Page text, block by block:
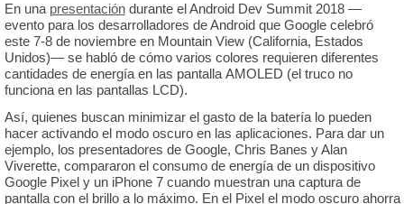
En una presentacióndurante el Android Dev Summit 2018 —
evento para los desarrolladores de Android que Google celebró
este 7-8 de noviembre en Mountain View (California, Estados
Unidos)— se habló de cómo varios colores requieren diferentes
cantidades de energía en las pantalla AMOLED (el truco no
funciona en las pantallas LCD).
Así, quienes buscan minimizar el gasto de la batería lo pueden
hacer activando el modo oscuro en las aplicaciones. Para dar un
ejemplo, los presentadores de Google, Chris Banes y Alan
Viverette, compararon el consumo de energía de un dispositivo
Google Pixel y un iPhone 7 cuando muestran una captura de
pantalla con el brillo a lo máximo. En el Pixel el modo oscuro ahorra